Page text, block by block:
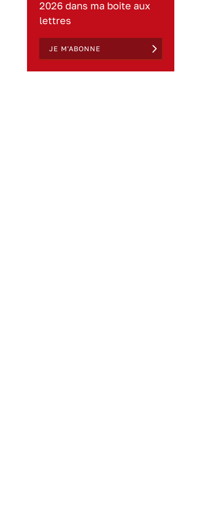
2026 dans ma boite aux
lettres
JE M'ABONNE